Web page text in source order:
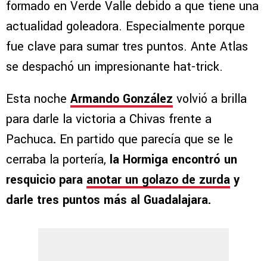
formado en Verde Valle debido a que tiene una
actualidad goleadora. Especialmente porque
fue clave para sumar tres puntos. Ante Atlas
se despachó un impresionante hat-trick.
Esta noche Armando González volvió a brilla
para darle la victoria a Chivas frente a
Pachuca. En partido que parecía que se le
cerraba la portería, la Hormiga encontró un
resquicio para anotar un golazo de zurda y
darle tres puntos más al Guadalajara.